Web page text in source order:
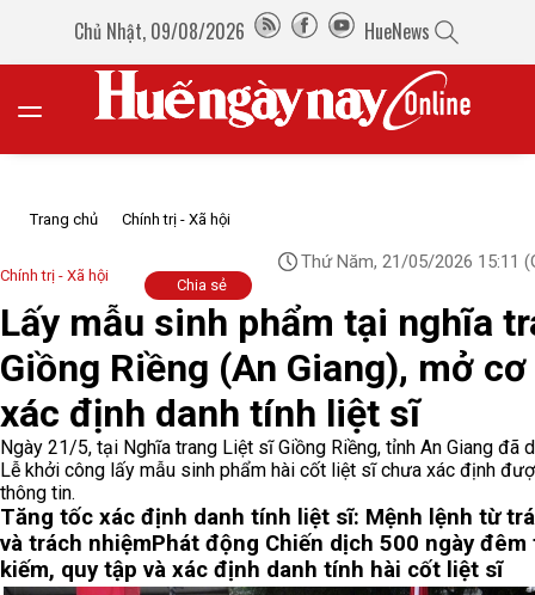
Chủ Nhật, 09/08/2026 HueNews
Trang chủ Chính trị - Xã hội
Chính trị - Xã hội
Thứ Năm, 21/05/2026 15:11
Chia sẻ
Lấy mẫu sinh phẩm tại nghĩa
Giồng Riềng (An Giang), mở
xác định danh tính liệt sĩ
Ngày 21/5, tại Nghĩa trang Liệt sĩ Giồng Riềng, tỉnh An Giang đã
Lễ khởi công lấy mẫu sinh phẩm hài cốt liệt sĩ chưa xác định
thông tin.
Tăng tốc xác định danh tính liệt sĩ: Mệnh lệnh từ
và trách nhiệmPhát động Chiến dịch 500 ngày đêm
kiếm, quy tập và xác định danh tính hài cốt liệt sĩ